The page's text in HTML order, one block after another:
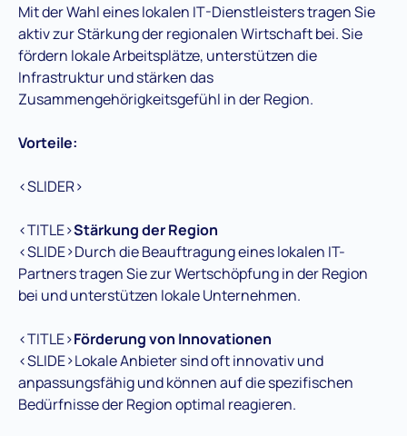
Mit der Wahl eines lokalen IT-Dienstleisters tragen Sie
aktiv zur Stärkung der regionalen Wirtschaft bei. Sie
fördern lokale Arbeitsplätze, unterstützen die
Infrastruktur und stärken das
Zusammengehörigkeitsgefühl in der Region.
Vorteile:
<SLIDER>
<TITLE>Stärkung der Region
<SLIDE>Durch die Beauftragung eines lokalen IT-
Partners tragen Sie zur Wertschöpfung in der Region
bei und unterstützen lokale Unternehmen.
<TITLE>Förderung von Innovationen
<SLIDE>Lokale Anbieter sind oft innovativ und
anpassungsfähig und können auf die spezifischen
Bedürfnisse der Region optimal reagieren.